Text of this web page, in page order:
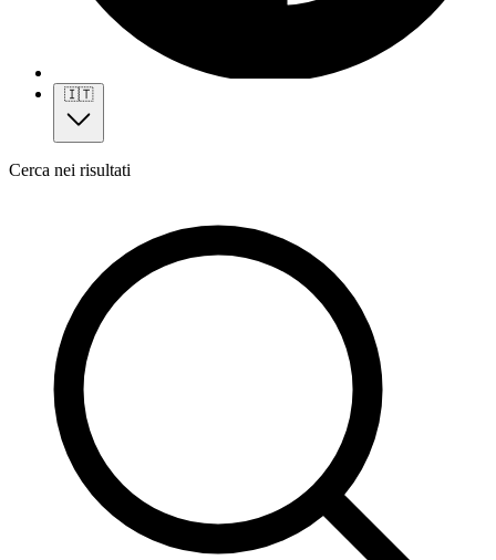
🇮🇹
Cerca nei risultati